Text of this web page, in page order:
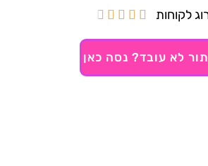
לקוחות 




לא עובד? נסה כאן